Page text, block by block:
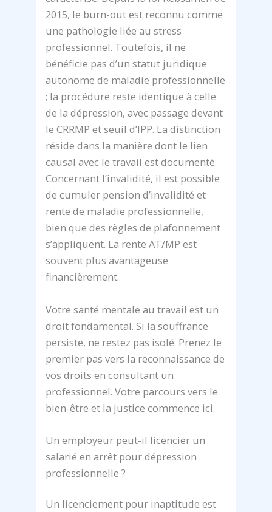
2015, le burn-out est reconnu comme
une pathologie liée au stress
professionnel. Toutefois, il ne
bénéficie pas d’un statut juridique
autonome de maladie professionnelle
; la procédure reste identique à celle
de la dépression, avec passage devant
le CRRMP et seuil d’IPP. La distinction
réside dans la manière dont le lien
causal avec le travail est documenté.
Concernant l’invalidité, il est possible
de cumuler pension d’invalidité et
rente de maladie professionnelle,
bien que des règles de plafonnement
s’appliquent. La rente AT/MP est
souvent plus avantageuse
financièrement.
Votre santé mentale au travail est un
droit fondamental. Si la souffrance
persiste, ne restez pas isolé. Prenez le
premier pas vers la reconnaissance de
vos droits en consultant un
professionnel. Votre parcours vers le
bien-être et la justice commence ici.
Un employeur peut-il licencier un
salarié en arrêt pour dépression
professionnelle ?
Un licenciement pour inaptitude est